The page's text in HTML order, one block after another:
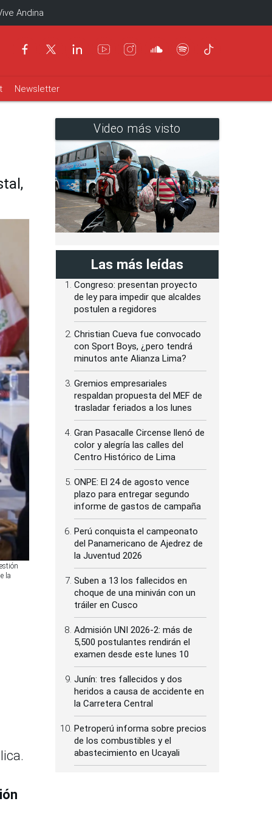
Andina
Newsletter
la
Video más visto
Las más leídas
Congreso: presentan proyecto
de ley para impedir que alcaldes
postulen a regidores
Christian Cueva fue convocado
con Sport Boys, ¿pero tendrá
minutos ante Alianza Lima?
Gremios empresariales
respaldan propuesta del MEF de
trasladar feriados a los lunes
Gran Pasacalle Circense llenó de
color y alegría las calles del
Centro Histórico de Lima
ONPE: El 24 de agosto vence
plazo para entregar segundo
informe de gastos de campaña
Perú conquista el campeonato
del Panamericano de Ajedrez de
la Juventud 2026
Suben a 13 los fallecidos en
choque de una miniván con un
tráiler en Cusco
Admisión UNI 2026-2: más de
5,500 postulantes rendirán el
examen desde este lunes 10
Junín: tres fallecidos y dos
heridos a causa de accidente en
la Carretera Central
Petroperú informa sobre precios
de los combustibles y el
abastecimiento en Ucayali